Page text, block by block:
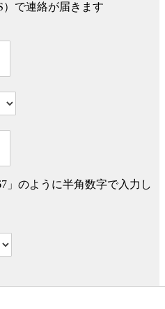
で連絡が届きます
」のように半角数字で入力し